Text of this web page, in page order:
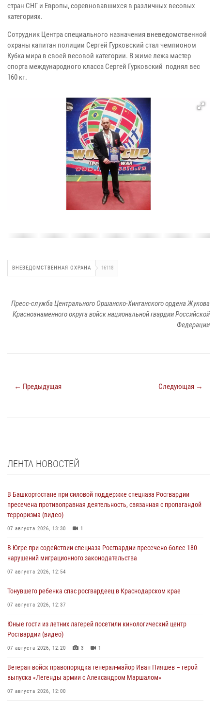
стран СНГ и Европы, соревновавшихся в различных весовых
категориях.
Сотрудник Центра специального назначения вневедомственной
охраны капитан полиции Сергей Гурковский стал чемпионом
Кубка мира в своей весовой категории. В жиме лежа мастер
спорта международного класса Сергей Гурковский поднял вес
160 кг.
ВНЕВЕДОМСТВЕННАЯ ОХРАНА 16118
Пресс-служба Центрального Оршанско-Хинганского ордена Жукова
Краснознаменного округа войск национальной гвардии Российской
Федерации
← Предыдущая Следующая →
ЛЕНТА НОВОСТЕЙ
В Башкортостане при силовой поддержке спецназа Росгвардии
пресечена противоправная деятельность, связанная с пропагандой
терроризма (видео)
07 августа 2026, 13:30 1
В Югре при содействии спецназа Росгвардии пресечено более 180
нарушений миграционного законодательства
07 августа 2026, 12:54
Тонувшего ребенка спас росгвардеец в Краснодарском крае
07 августа 2026, 12:37
Юные гости из летних лагерей посетили кинологический центр
Росгвардии (видео)
07 августа 2026, 12:20 3 1
Ветеран войск правопорядка генерал-майор Иван Пияшев – герой
выпуска «Легенды армии с Александром Маршалом»
07 августа 2026, 12:00